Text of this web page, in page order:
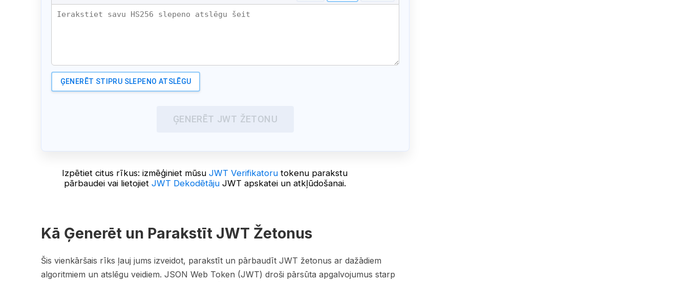
ĢENERĒT STIPRU SLEPENO ATSLĒGU
ĢENERĒT JWT ŽETONU
Izpētiet citus rīkus: izmēģiniet mūsu JWT Verifikatoru tokenu parakstu
pārbaudei vai lietojiet JWT DekodētājuJWT apskatei un atkļūdošanai.
Kā Ģenerēt un Parakstīt JWT Žetonus
Šis vienkāršais rīks ļauj jums izveidot, parakstīt un pārbaudīt JWT žetonus ar dažādiem
algoritmiem un atslēgu veidiem. JSON Web Token (JWT) droši pārsūta apgalvojumus starp